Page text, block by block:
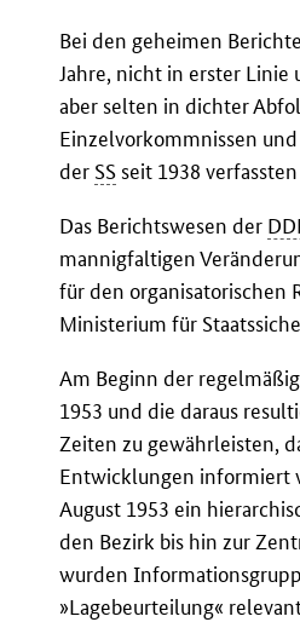
Bei den geheimen
Jahre, nicht in erster
aber selten in dichter
Einzelvorkommnissen
der SSseit 1938
Das Berichtswesen der
mannigfaltigen
für den organisatorischen
Ministerium für
Am Beginn der
1953 und die daraus
Zeiten zu gewährleisten,
Entwicklungen informiert
August 1953 ein
den Bezirk bis hin zur
wurden
»Lagebeurteilung«